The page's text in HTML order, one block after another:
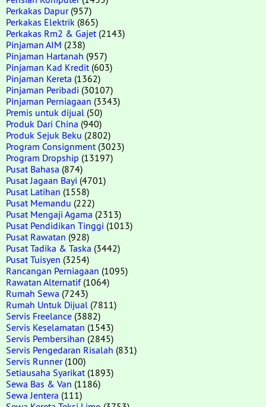
Perkakas Dapur(957)
Perkakas Elektrik (865)
Perkakas Rm2 & Gajet (2143)
Pinjaman AIM (238)
Pinjaman Hartanah (957)
Pinjaman Kad Kredit (603)
Pinjaman Kereta (1362)
Pinjaman Peribadi (30107)
Pinjaman Perniagaan (3343)
Premis untuk dijual (50)
Produk Dari China (940)
Produk Sejuk Beku (2802)
Program Consignment (3023)
Program Dropship (13197)
Pusat Bahasa (874)
Pusat Jagaan Bayi (4701)
Pusat Latihan (1558)
Pusat Memandu (222)
Pusat Mengaji Agama (2313)
Pusat Pendidikan Tinggi (1013)
Pusat Rawatan (928)
Pusat Tadika & Taska (3442)
Pusat Tuisyen (3254)
Rancangan Perniagaan (1095)
Rawatan Alternatif(1064)
Rumah Sewa (7243)
Rumah Untuk Dijual (7811)
Servis Freelance (3882)
Servis Keselamatan (1543)
Servis Pembersihan (2845)
Servis Pengedaran Risalah (831)
Servis Runner(100)
Setiausaha Syarikat (1893)
Sewa Bas & Van (1186)
Sewa Jentera (111)